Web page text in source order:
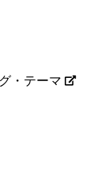
・テーマ